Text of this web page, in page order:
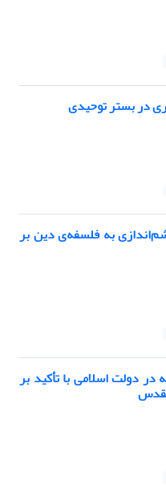
در بستر توحیدی
به فلسفه‌ی دین بر
دولت اسلامی با تأکید بر